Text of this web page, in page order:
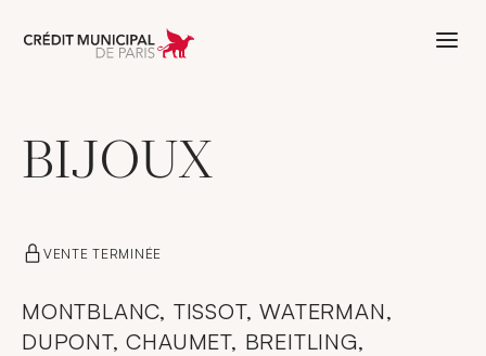
Aller à l'accueil de Crédit Municipal
BIJOUX
VENTE TERMINÉE
MONTBLANC, TISSOT, WATERMAN,
DUPONT, CHAUMET, BREITLING,